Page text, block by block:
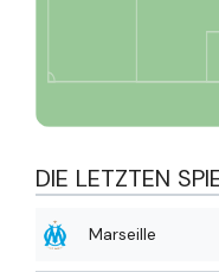
DIE LETZTEN
Marseille